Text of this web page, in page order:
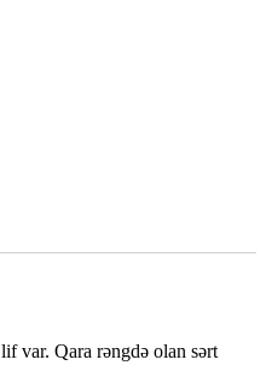
var. Qara rəngdə olan sərt